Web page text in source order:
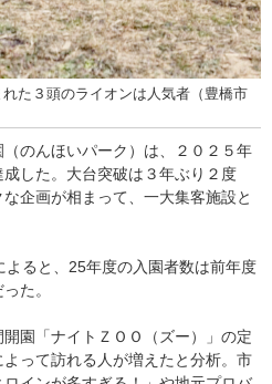
た３頭のライオンは人気者（豊橋市
のんほいパーク）は、２０２５年
した。大台突破は３年ぶり２度
企画が相まって、一大集客施設と
ると、25年度の入園者数は前年度
た。
園「ナイトＺＯＯ（ズー）」の定
って訪れる人が増えたと分析。市